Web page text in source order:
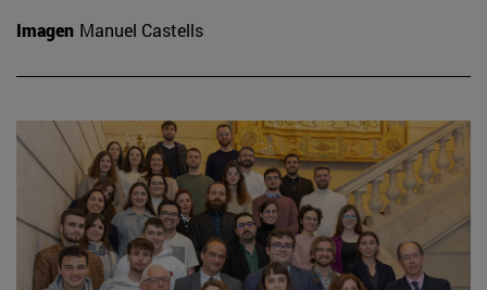
Imagen Manuel Castells